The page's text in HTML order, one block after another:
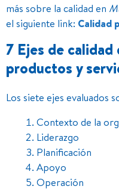
más sobre la calidad en
el siguiente link: Calidad
7 Ejes de
productos y
Los siete ejes evaluados
Contexto de la
Liderazgo
Planificación
Apoyo
Operación